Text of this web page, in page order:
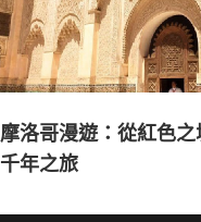
摩洛哥漫遊：從紅色
千年之旅